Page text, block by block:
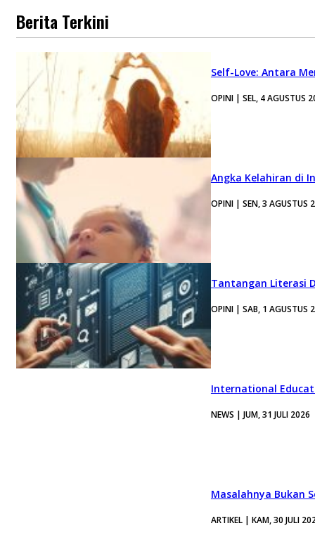
Berita Terkini
Self-Love: Antara
OPINI | SEL, 4 AGUSTUS
Angka Kelahiran di
OPINI | SEN, 3 AGUSTUS
Tantangan Literasi
OPINI | SAB, 1 AGUSTUS
International
NEWS | JUM, 31 JULI 2026
Masalahnya Bukan
ARTIKEL | KAM, 30 JULI